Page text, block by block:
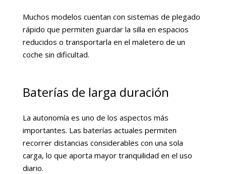
Muchos modelos cuentan con sistemas de plegado
rápido que permiten guardar la silla en espacios
reducidos o transportarla en el maletero de un
coche sin dificultad.
Baterías de larga duración
La autonomía es uno de los aspectos más
importantes. Las baterías actuales permiten
recorrer distancias considerables con una sola
carga, lo que aporta mayor tranquilidad en el uso
diario.